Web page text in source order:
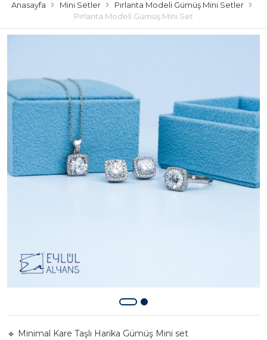
Anasayfa Mini Setler
Pırlanta Modeli Gümüş Mini Setler
Pırlanta Modeli Gümüş Mini Set
🔹 Minimal Kare Taşlı Harika Gümüş Mini set